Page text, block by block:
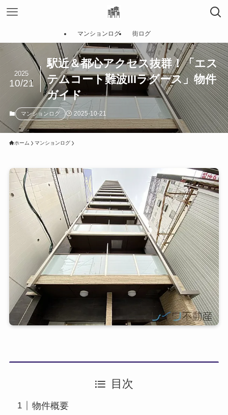
マンションログ 街ログ
駅近＆都心アクセス抜群！「エス
テムコート難波IIIラグース」物件
ガイド
2025
10/21
マンションログ 2025-10-21
ホーム マンションログ
目次
物件概要